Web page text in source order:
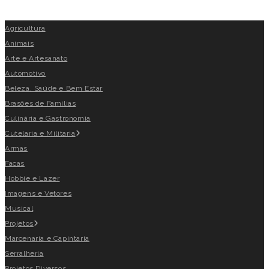
Agricultura
Animais
Arte e Artesanato
Automotivo
Beleza, Saúde e Bem Estar
Brasões de Famílias
Culinária e Gastronomia
Cutelaria e Militaria
Armas
Facas
Hobbie e Lazer
Imagens e Vetores
Musical
Projetos
Marcenaria e Capintaria
Serralheria